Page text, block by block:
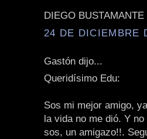
DIEGO BUSTAMANTE
24 DE DICIEMBRE
Gastón dijo...
Queridísimo Edu:
Sos mi mejor amigo,
la vida no me dió. Y
sos, un amigazo!!.